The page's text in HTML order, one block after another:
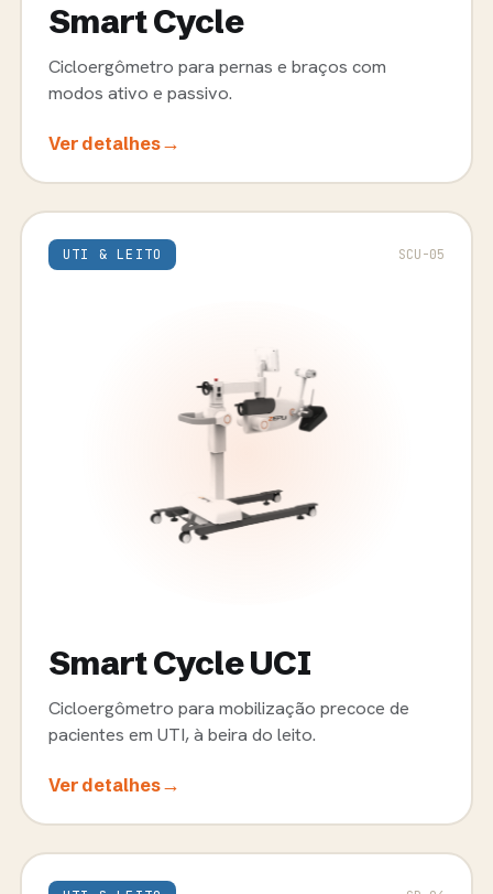
Smart Cycle
Cicloergômetro para pernas e braços com
modos ativo e passivo.
Ver detalhes→
UTI & LEITO SCU-05
Smart Cycle UCI
Cicloergômetro para mobilização precoce de
pacientes em UTI, à beira do leito.
Ver detalhes→